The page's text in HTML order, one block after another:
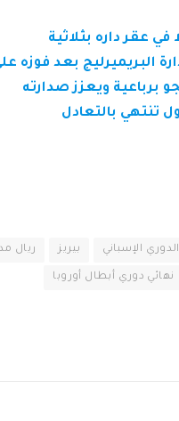
عقر داره بثلاثية
البريميرليج بعد فوزه
برباعية ويعزز صدارته
تنتهي بالتعادل
الدوري الإسباني بيريز ريال
نهائي دوري أبطال أوروبا